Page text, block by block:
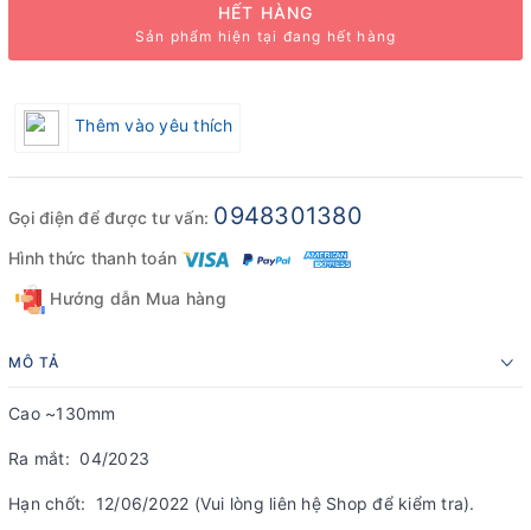
HẾT HÀNG
Sản phẩm hiện tại đang hết hàng
Thêm vào yêu thích
Gọi điện để được tư vấn: 0948301380
Hình thức thanh toán
Hướng dẫn Mua hàng
MÔ TẢ
Cao ~130mm
Ra mắt: 04/2023
Hạn chốt: 12/06/2022 (Vui lòng liên hệ Shop để kiểm tra).